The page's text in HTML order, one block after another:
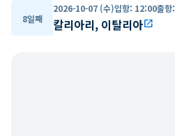
8일째
2026-10-07 (수)입항: 12:00출항:
칼리아리, 이탈리아open_in_new